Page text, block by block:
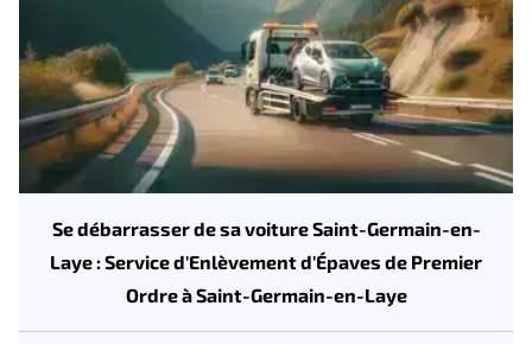
Se débarrasser de sa voiture Saint-Germain-en-
Laye : Service d'Enlèvement d'Épaves de Premier
Ordre à Saint-Germain-en-Laye